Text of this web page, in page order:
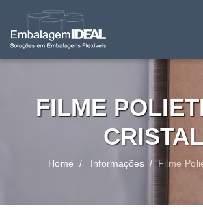
FILME
CRISTAL
Home Informações Filme